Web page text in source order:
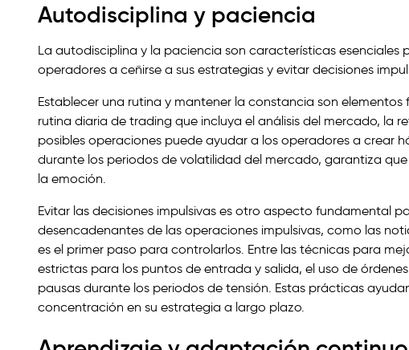
Autodisciplina y paciencia
La autodisciplina y la paciencia son características
operadores a ceñirse a sus estrategias y evitar decisiones
Establecer una rutina y mantener la constancia son
rutina diaria de trading que incluya el análisis del mercado, la
posibles operaciones puede ayudar a los operadores a crear
durante los periodos de volatilidad del mercado, garantiza
la emoción.
Evitar las decisiones impulsivas es otro aspecto fundamental
desencadenantes de las operaciones impulsivas, como las
es el primer paso para controlarlos. Entre las técnicas para
estrictas para los puntos de entrada y salida, el uso de
pausas durante los periodos de tensión. Estas prácticas
concentración en su estrategia a largo plazo.